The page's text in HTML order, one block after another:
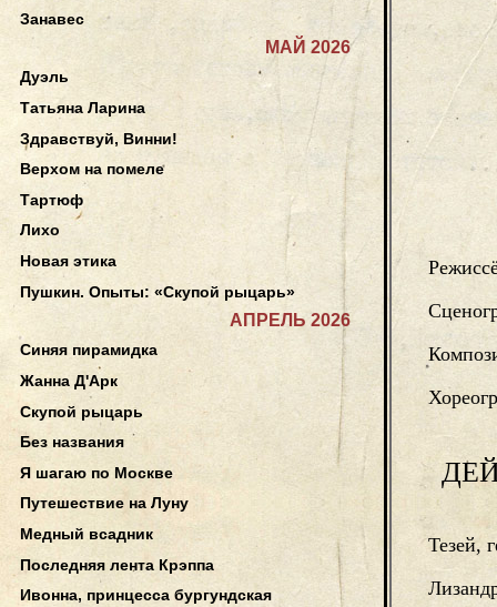
Тезей,
Занавес
МАЙ 2026
Дуэль
Татьяна Ларина
Здравствуй, Винни!
Верхом на помеле
Тартюф
Лихо
Новая этика
Пушкин. Опыты: «Скупой рыцарь»
АПРЕЛЬ 2026
Синяя пирамидка
Жанна Д'Арк
Скупой рыцарь
Без названия
Я шагаю по Москве
Путешествие на Луну
Медный всадник
Последняя лента Крэппа
Ивонна, принцесса бургундская